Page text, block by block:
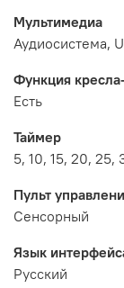
Мультимедиа
Аудиосистема,
Функция
Есть
Таймер
5, 10, 15, 20, 25,
Пульт
Сенсорный
Язык
Русский